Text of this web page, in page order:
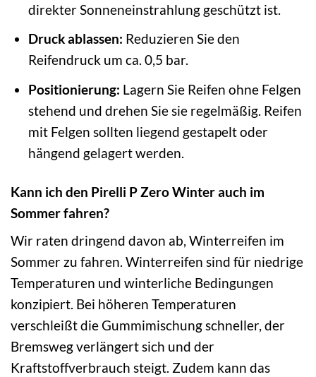
direkter Sonneneinstrahlung geschützt ist.
Druck ablassen: Reduzieren Sie den
Reifendruck um ca. 0,5 bar.
Positionierung: Lagern Sie Reifen ohne Felgen
stehend und drehen Sie sie regelmäßig. Reifen
mit Felgen sollten liegend gestapelt oder
hängend gelagert werden.
Kann ich den Pirelli P Zero Winter auch im
Sommer fahren?
Wir raten dringend davon ab, Winterreifen im
Sommer zu fahren. Winterreifen sind für niedrige
Temperaturen und winterliche Bedingungen
konzipiert. Bei höheren Temperaturen
verschleißt die Gummimischung schneller, der
Bremsweg verlängert sich und der
Kraftstoffverbrauch steigt. Zudem kann das